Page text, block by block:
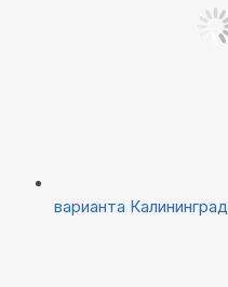
варианта Калининград